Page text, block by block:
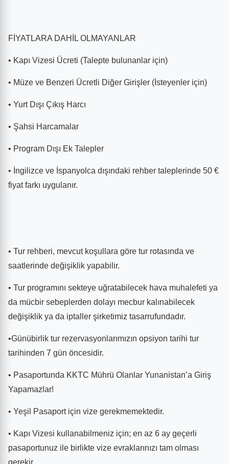
FİYATLARA DAHİL OLMAYANLAR
• Kapı Vizesi Ücreti (Talepte bulunanlar için)
• Müze ve Benzeri Ücretli Diğer Girişler (İsteyenler için)
• Yurt Dışı Çıkış Harcı
• Şahsi Harcamalar
• Program Dışı Ek Talepler
• İngilizce ve İspanyolca dışındaki rehber taleplerinde 50 €
fiyat farkı uygulanır.
• Tur rehberi, mevcut koşullara göre tur rotasında ve
saatlerinde değişiklik yapabilir.
• Tur programını sekteye uğratabilecek hava muhalefeti ya
da mücbir sebeplerden dolayı mecbur kalınabilecek
değişiklik ya da iptaller şirketimiz tasarrufundadır.
•Günübirlik tur rezervasyonlarımızın opsiyon tarihi tur
tarihinden 7 gün öncesidir.
• Pasaportunda KKTC Mührü Olanlar Yunanistan’a Giriş
Yapamazlar!
• Yeşil Pasaport için vize gerekmemektedir.
• Kapı Vizesi kullanabilmeniz için; en az 6 ay geçerli
pasaportunuz ile birlikte vize evraklarınızı tam olması
gerekir.